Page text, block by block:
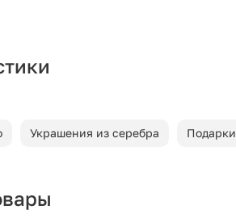
Украшения из серебра